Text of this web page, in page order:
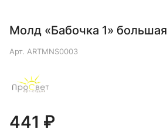
Молд «Бабочка 1» большая
Арт. ARTMNS0003
441 ₽